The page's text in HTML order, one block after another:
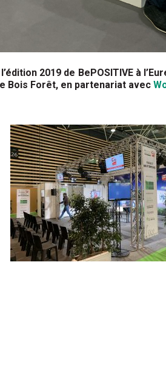
2019 de BePOSITIVE à
Bois Forêt, en partenariat avec